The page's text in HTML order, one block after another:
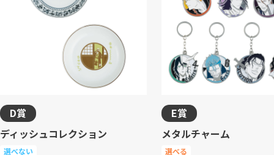
D賞
ディッシュコレクション
選べない
E賞
メタルチャーム
選べる